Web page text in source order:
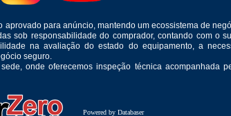
para anúncio, mantendo um ecossistema de
sob responsabilidade do comprador, contando com o
na avaliação do estado do equipamento, a
seguro.
onde oferecemos inspeção técnica acompanhada
Powered by Databaser